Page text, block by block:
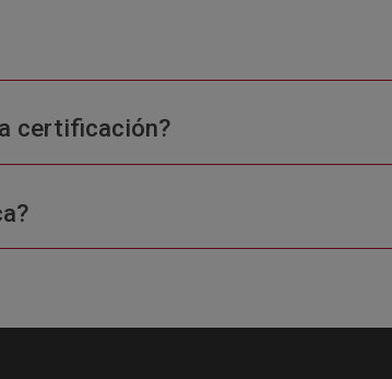
certificación?